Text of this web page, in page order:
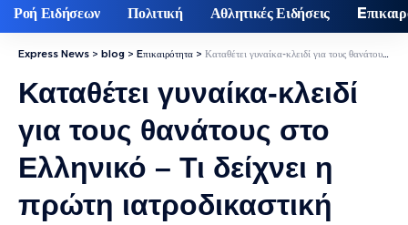
Ροή Ειδήσεων Πολιτική Αθλητικές Ειδήσεις
Express News > blog > Eπικαιρότητα > Καταθέτει γυναίκα-κλειδί για τους θανάτους στο Ελληνικό – Τι δείχνει η πρώτη ιατροδικαστική στην 98χρονη μητέρα
Καταθέτει γυναίκα-κλειδί
για τους θανάτους στο
Ελληνικό – Τι δείχνει η
πρώτη ιατροδικαστική